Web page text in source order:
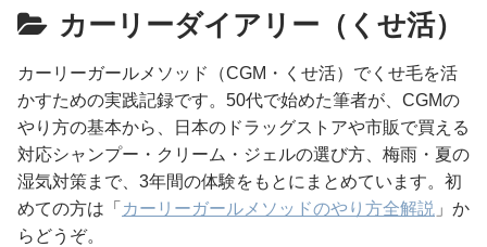
カーリーダイアリー（くせ活）
カーリーガールメソッド（CGM・くせ活）でくせ毛を活
かすための実践記録です。50代で始めた筆者が、CGMの
やり方の基本から、日本のドラッグストアや市販で買える
対応シャンプー・クリーム・ジェルの選び方、梅雨・夏の
湿気対策まで、3年間の体験をもとにまとめています。初
めての方は「 カーリーガールメソッドのやり方全解説 」か
らどうぞ。